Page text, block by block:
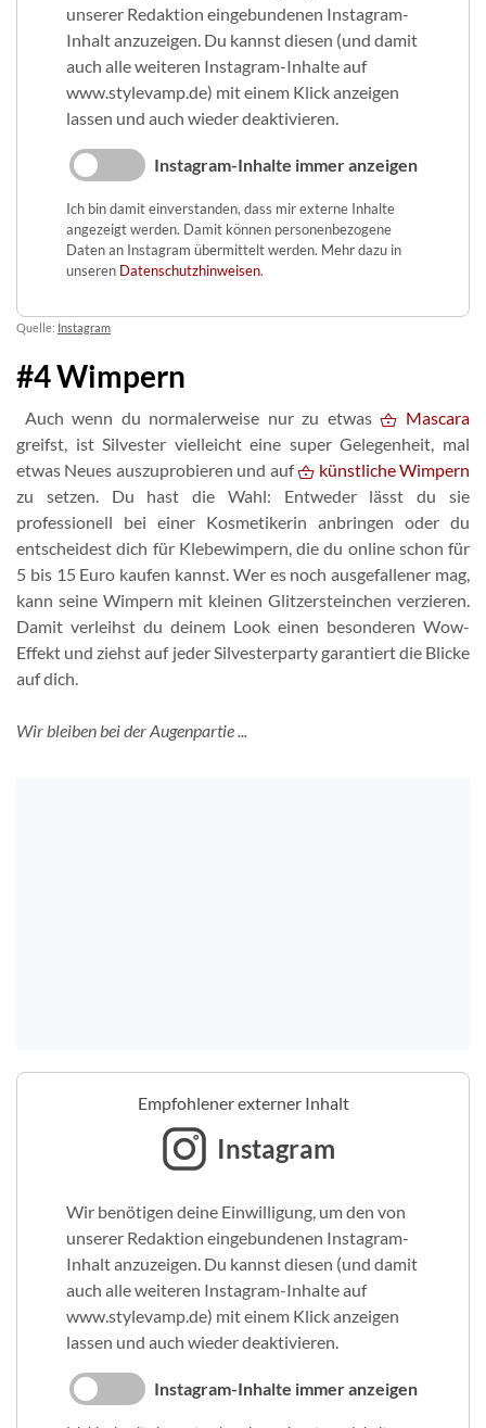
unserer Redaktion eingebundenen Instagram-
Inhalt anzuzeigen. Du kannst diesen (und damit
auch alle weiteren Instagram-Inhalte auf
www.stylevamp.de) mit einem Klick anzeigen
lassen und auch wieder deaktivieren.
Instagram-Inhalte immer anzeigen
Ich bin damit einverstanden, dass mir externe Inhalte
angezeigt werden. Damit können personenbezogene
Daten an Instagram übermittelt werden. Mehr dazu in
unseren Datenschutzhinweisen.
Quelle: Instagram
#4 Wimpern
Auch wenn du normalerweise nur zu etwas
Mascara
greifst, ist Silvester vielleicht eine super Gelegenheit, mal
etwas Neues auszuprobieren und auf
künstliche Wimpern
zu setzen. Du hast die Wahl: Entweder lässt du sie
professionell bei einer Kosmetikerin anbringen oder du
entscheidest dich für Klebewimpern, die du online schon für
5 bis 15 Euro kaufen kannst. Wer es noch ausgefallener mag,
kann seine Wimpern mit kleinen Glitzersteinchen verzieren.
Damit verleihst du deinem Look einen besonderen Wow-
Effekt und ziehst auf jeder Silvesterparty garantiert die Blicke
auf dich.
Wir bleiben bei der Augenpartie ...
Empfohlener externer Inhalt
Instagram
Wir benötigen deine Einwilligung, um den von
unserer Redaktion eingebundenen Instagram-
Inhalt anzuzeigen. Du kannst diesen (und damit
auch alle weiteren Instagram-Inhalte auf
www.stylevamp.de) mit einem Klick anzeigen
lassen und auch wieder deaktivieren.
Instagram-Inhalte immer anzeigen